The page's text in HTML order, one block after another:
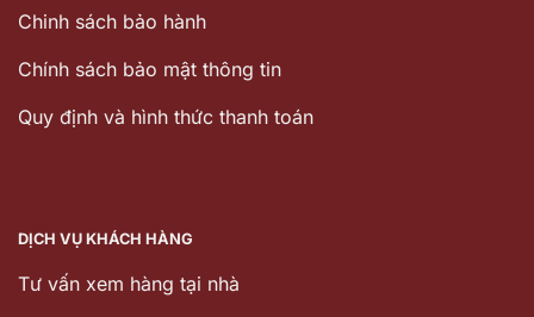
Chinh sách bảo hành
Chính sách bảo mật thông tin
Quy định và hình thức thanh toán
DỊCH VỤ KHÁCH HÀNG
Tư vấn xem hàng tại nhà